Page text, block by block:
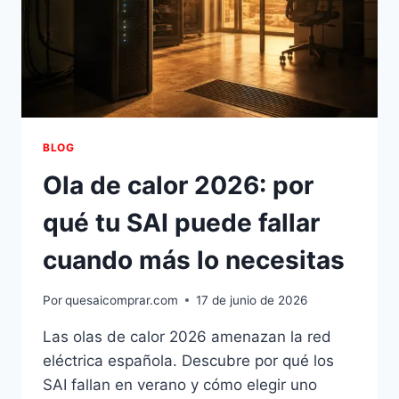
BLOG
Ola de calor 2026: por
qué tu SAI puede fallar
cuando más lo necesitas
Porquesaicomprar.com 17 de junio de 2026
Las olas de calor 2026 amenazan la red
eléctrica española. Descubre por qué los
SAI fallan en verano y cómo elegir uno